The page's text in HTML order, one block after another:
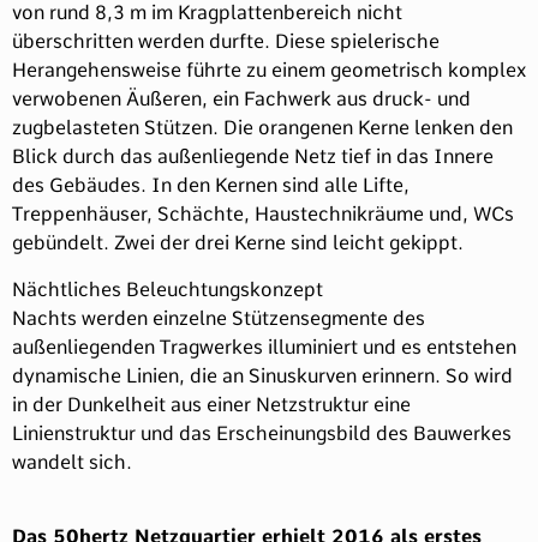
von rund 8,3 m im Kragplattenbereich nicht
überschritten werden durfte. Diese spielerische
Herangehensweise führte zu einem geometrisch komplex
verwobenen Äußeren, ein Fachwerk aus druck- und
zugbelasteten Stützen. Die orangenen Kerne lenken den
Blick durch das außenliegende Netz tief in das Innere
des Gebäudes. In den Kernen sind alle Lifte,
Treppenhäuser, Schächte, Haustechnikräume und, WCs
gebündelt. Zwei der drei Kerne sind leicht gekippt.
Nächtliches Beleuchtungskonzept
Nachts werden einzelne Stützensegmente des
außenliegenden Tragwerkes illuminiert und es entstehen
dynamische Linien, die an Sinuskurven erinnern. So wird
in der Dunkelheit aus einer Netzstruktur eine
Linienstruktur und das Erscheinungsbild des Bauwerkes
wandelt sich.
Das 50hertz Netzquartier erhielt 2016 als erstes